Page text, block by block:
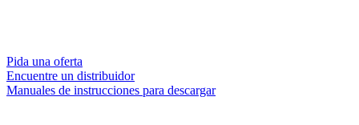
Pida una oferta
Encuentre un distribuidor
Manuales de instrucciones para descargar